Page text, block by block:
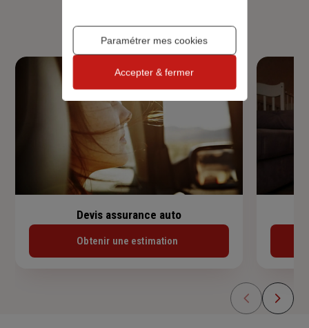
Devis assurance auto
Obtenir une estimation
Paramétrer mes cookies
Accepter & fermer